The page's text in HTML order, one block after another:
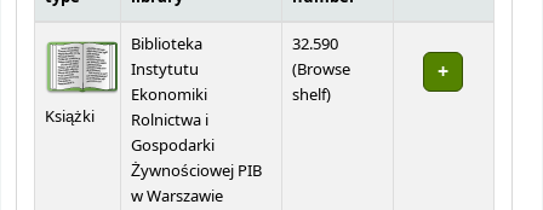
Książki
Biblioteka
Instytutu
Ekonomiki
Rolnictwa i
Gospodarki
Żywnościowej PIB
w Warszawie
32.590
(Browse
shelf(Opens below)
)